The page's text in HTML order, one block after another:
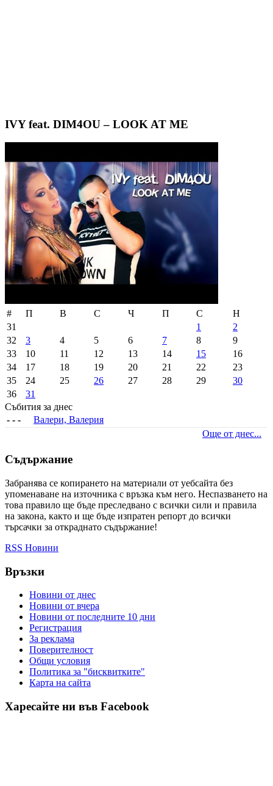
IVY feat. DIM4OU – LOOK AT ME
# П В С Ч П С
Н
31
1
2
32
3 4 5 6 7 8
9
33
10 11 12 13 14 15
16
34
17 18 19 20 21 22
23
35
24 25 26 27 28 29
30
36
31
Събития за днес
- - -
Валери, Валерия
Още от днес...
Съдържание
Забранява се копирането на материали от уебсайта без
упоменаване на източника с връзка към него. Неспазването на
това правило ще бъде преследвано с всички сили и правила
на закона, както и ще бъде изпратен репорт до всички
търсачки за откраднато съдържание!
RSS Новини
Връзки
Новини от днес
Новини от вчера
Новини от последните 10 дни
Регистрация
За реклама
Πoвepитeлнocт
Общи условия
Политика за "бисквитките"
Карта на сайта
Харесайте ни във Facebook